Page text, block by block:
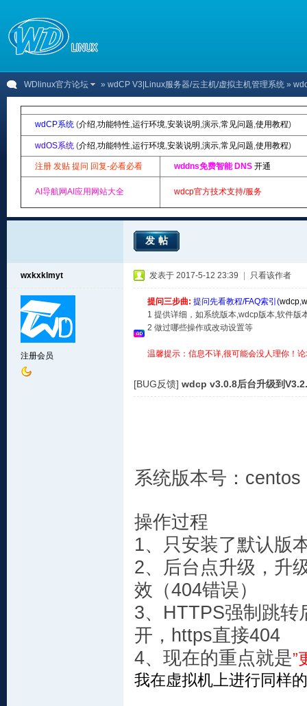
WDlinux官方论坛 » wdCP V3|Linux服务器/云主机/虚拟主机管理系统 »
wdCP系统 (介绍,功能特性,运行环境,安装说明 ,演示,常见问题,使用教程)
wdOS系统 (介绍,功能特性,运行环境,安装说明 ,演示,常见问题,使用教程)
注册 发贴 提问 回复-必看必看 wddns免费智能 DNS 开通
AI导航网AI应用网站大全 wdcp官方技术支持/服务
发帖
wxkxklmyt
注册会员
发表于 2017-5-12 23:39 只看该作者
提问三步曲: 提问先看教程/FAQ索引(wdcp,
1 提供详细，如系统版本,wdcp版本,软件版
2 做过哪些操作或改动设置等
温馨提示：信息不详,很可能会没人理你！
[BUG反馈] wdcp v3.0.8后台升级到
系统版本号：
操作过程
1、只安装了默认版
2、后台点升级，升
效（404错误）
3、HTTPS强制跳转
开，https直接404
4、现在的重点就是”
我在虚拟机上进行同样